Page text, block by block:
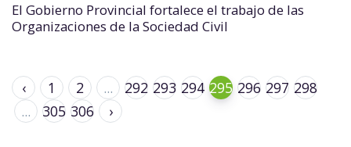
El Gobierno Provincial fortalece el trabajo de las
Organizaciones de la Sociedad Civil
‹ 1 2 ... 292 293 294 295 296 297 298
...
305 306 ›